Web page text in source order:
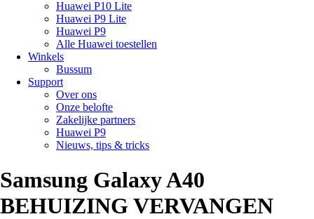
Huawei P10 Lite
Huawei P9 Lite
Huawei P9
Alle Huawei toestellen
Winkels
Bussum
Support
Over ons
Onze belofte
Zakelijke partners
Huawei P9
Nieuws, tips & tricks
Samsung Galaxy A40
BEHUIZING VERVANGEN